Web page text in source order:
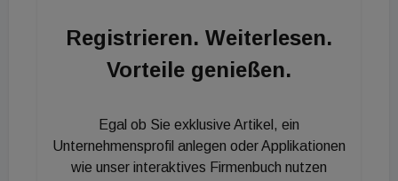
Registrieren. Weiterlesen.
Vorteile genießen.
Egal ob Sie exklusive Artikel, ein
Unternehmensprofil anlegen oder Applikationen
wie unser interaktives Firmenbuch nutzen